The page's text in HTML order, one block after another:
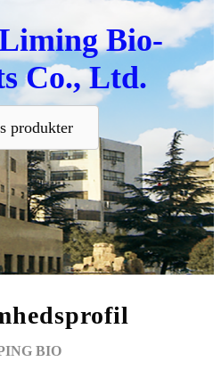
Bio-
Co., Ltd.
produkter
BIO